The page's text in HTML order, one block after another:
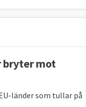
bryter mot
länder som tullar på